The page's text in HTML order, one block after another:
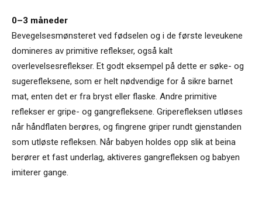
0–3 måneder
Bevegelsesmønsteret ved fødselen og i de første leveukene
domineres av primitive reflekser, også kalt
overlevelsesreflekser. Et godt eksempel på dette er søke- og
sugerefleksene, som er helt nødvendige for å sikre barnet
mat, enten det er fra bryst eller flaske. Andre primitive
reflekser er gripe- og gangrefleksene. Griperefleksen utløses
når håndflaten berøres, og fingrene griper rundt gjenstanden
som utløste refleksen. Når babyen holdes opp slik at beina
berører et fast underlag, aktiveres gangrefleksen og babyen
imiterer gange.